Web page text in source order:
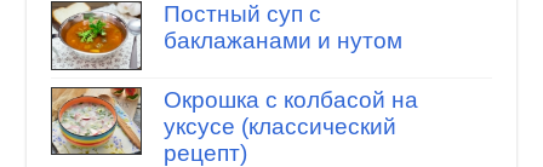
Постный суп с
баклажанами и нутом
Окрошка с колбасой на
уксусе (классический
рецепт)